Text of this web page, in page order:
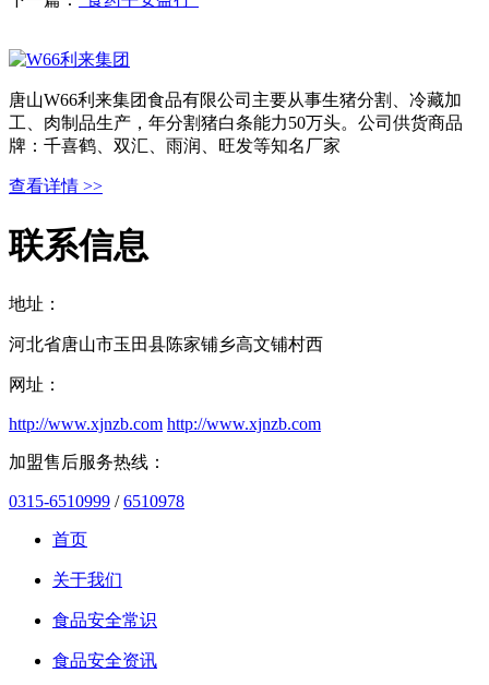
唐山W66利来集团食品有限公司主要从事生猪分割、冷藏加
工、肉制品生产，年分割猪白条能力50万头。公司供货商品
牌：千喜鹤、双汇、雨润、旺发等知名厂家
查看详情 >>
联系信息
地址：
河北省唐山市玉田县陈家铺乡高文铺村西
网址：
http://www.xjnzb.com http://www.xjnzb.com
加盟售后服务热线：
0315-6510999 /6510978
首页
关于我们
食品安全常识
食品安全资讯